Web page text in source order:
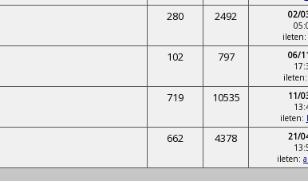
280 2492
02/
ileten:
102 797
06/
ileten:
719 10535
11/
ileten:
662 4378
21/
ileten: